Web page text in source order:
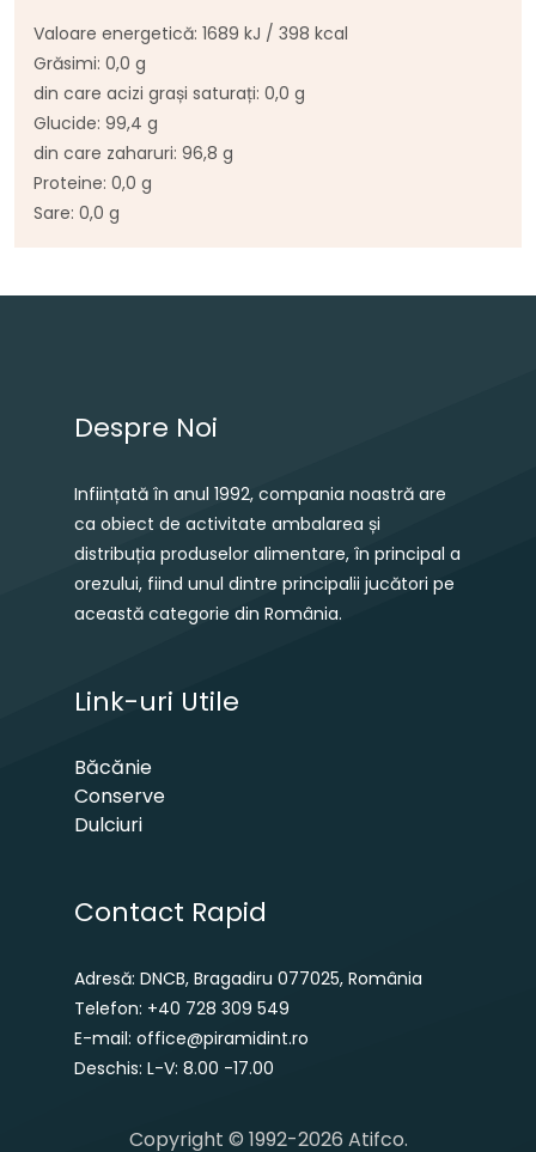
Valoare energetică: 1689 kJ / 398 kcal
Grăsimi: 0,0 g
din care acizi grași saturați: 0,0 g
Glucide: 99,4 g
din care zaharuri: 96,8 g
Proteine: 0,0 g
Sare: 0,0 g
Navigare în articole
Despre Noi
Inființată în anul 1992, compania noastră are
ca obiect de activitate ambalarea și
distribuția produselor alimentare, în principal a
orezului, fiind unul dintre principalii jucători pe
această categorie din România.
Link-uri Utile
Băcănie
Conserve
Dulciuri
Contact Rapid
Adresă: DNCB, Bragadiru 077025, România
Telefon: +40 728 309 549
E-mail: office@piramidint.ro
Deschis: L-V: 8.00 -17.00
Copyright © 1992-2026 Atifco.